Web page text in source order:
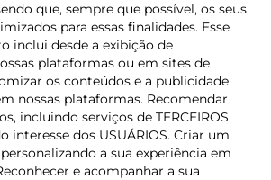
que, sempre que possível, os seus
para essas finalidades. Esse
inclui desde a exibição de
plataformas ou em sites de
os conteúdos e a publicidade
nossas plataformas. Recomendar
incluindo serviços de TERCEIROS
interesse dos USUÁRIOS. Criar um
a sua experiência em
e acompanhar a sua